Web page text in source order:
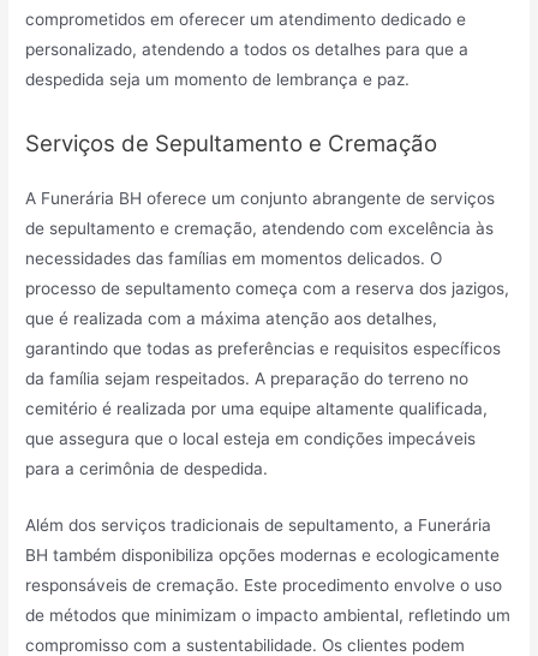
comprometidos em oferecer um atendimento dedicado e
personalizado, atendendo a todos os detalhes para que a
despedida seja um momento de lembrança e paz.
Serviços de Sepultamento e Cremação
A Funerária BH oferece um conjunto abrangente de serviços
de sepultamento e cremação, atendendo com excelência às
necessidades das famílias em momentos delicados. O
processo de sepultamento começa com a reserva dos jazigos,
que é realizada com a máxima atenção aos detalhes,
garantindo que todas as preferências e requisitos específicos
da família sejam respeitados. A preparação do terreno no
cemitério é realizada por uma equipe altamente qualificada,
que assegura que o local esteja em condições impecáveis
para a cerimônia de despedida.
Além dos serviços tradicionais de sepultamento, a Funerária
BH também disponibiliza opções modernas e ecologicamente
responsáveis de cremação. Este procedimento envolve o uso
de métodos que minimizam o impacto ambiental, refletindo um
compromisso com a sustentabilidade. Os clientes podem